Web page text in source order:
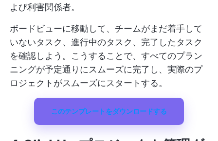
よび利害関係者。
ボードビューに移動して、チームがまだ着手して
いないタスク、進行中のタスク、完了したタスク
を確認しよう。こうすることで、すべてのプラン
ニングが予定通りにスムーズに完了し、実際のプ
ロジェクトがスムーズにスタートする。
このテンプレートをダウンロードする